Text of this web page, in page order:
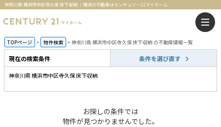
神奈川県 横浜市中区寺久保 床下収納 ｜横浜の不動産はセンチュリー21マイホーム
TOPページ 物件検索 神奈川県 横浜市中区寺久保 床下収納 の不動産情報一覧
現在の検索条件 条件を選び直す
神奈川県 横浜市中区寺久保 床下収納
お探しの条件では
物件が見つかりませんでした。